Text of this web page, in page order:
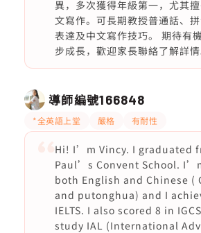
異，多次獲得年級第一，尤其
文寫作。可長期教授普通話、
表達及中文寫作技巧。 期待有
步成長，歡迎家長聯絡了解詳情
導師編號166848
*全英語上堂 嚴格 有耐性
Hi! I’m Vincy. I graduated
Paul’s Convent School.
both English and Chinese (
and putonghua) and I
IELTS. I also scored 8 in
study IAL (International